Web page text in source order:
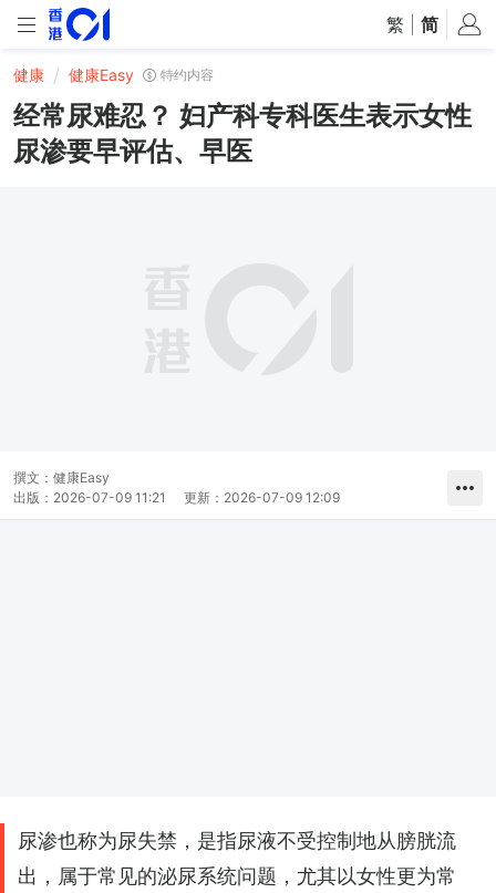
繁 简
健康 健康Easy 特约内容
经常尿难忍？ 妇产科专科医生表示女性
尿渗要早评估、早医
撰文： 健康Easy
出版： 2026-07-09 11:21 更新： 2026-07-09 12:09
尿渗也称为尿失禁，是指尿液不受控制地从膀胱流
出，属于常见的泌尿系统问题，尤其以女性更为常